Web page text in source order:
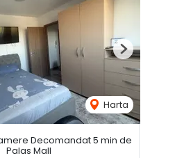
Harta
Next
Decomandat 5 min de
Palas Mall